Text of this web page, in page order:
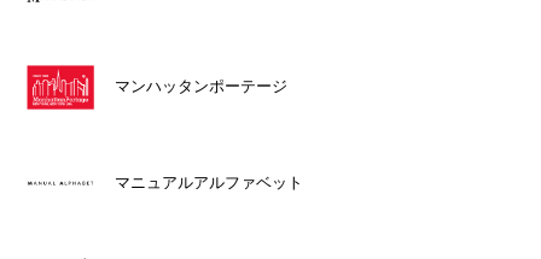
マンハッタンポーテージ
マニュアルアルファベット